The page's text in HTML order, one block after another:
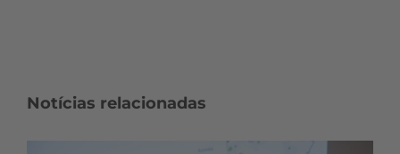
Notícias relacionadas